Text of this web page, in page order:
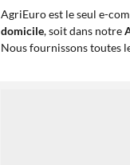
AgriEuro est le seul e-
domicile, soit dans notre
Nous fournissons toutes